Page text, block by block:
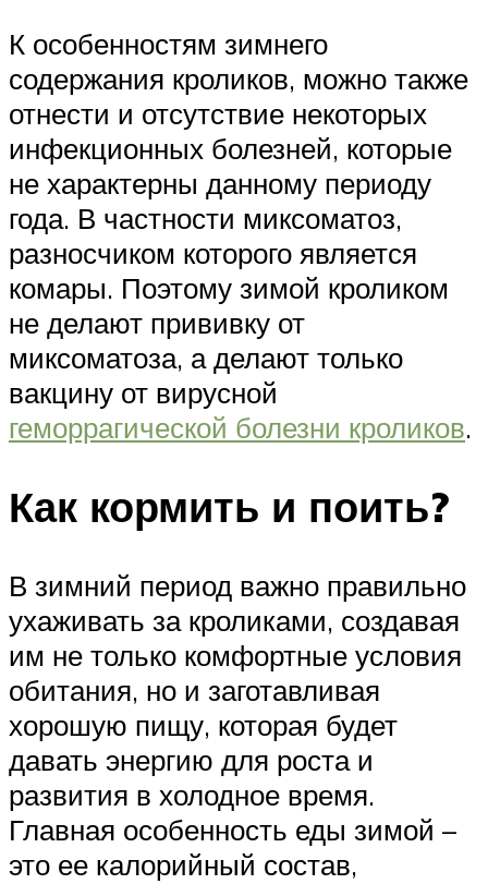
К особенностям зимнего
содержания кроликов, можно также
отнести и отсутствие некоторых
инфекционных болезней, которые
не характерны данному периоду
года. В частности миксоматоз,
разносчиком которого является
комары. Поэтому зимой кроликом
не делают прививку от
миксоматоза, а делают только
вакцину от вирусной
геморрагической болезни кроликов.
Как кормить и поить?
В зимний период важно правильно
ухаживать за кроликами, создавая
им не только комфортные условия
обитания, но и заготавливая
хорошую пищу, которая будет
давать энергию для роста и
развития в холодное время.
Главная особенность еды зимой –
это ее калорийный состав,